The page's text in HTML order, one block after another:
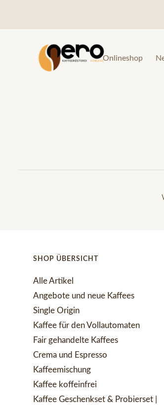
Onlineshop
SHOP ÜBERSICHT
Alle Artikel
Angebote und neue Kaffees
Single Origin
Kaffee für den Vollautomaten
Fair gehandelte Kaffees
Crema und Espresso
Kaffeemischung
Kaffee koffeinfrei
Kaffee Geschenkset & Probierset |